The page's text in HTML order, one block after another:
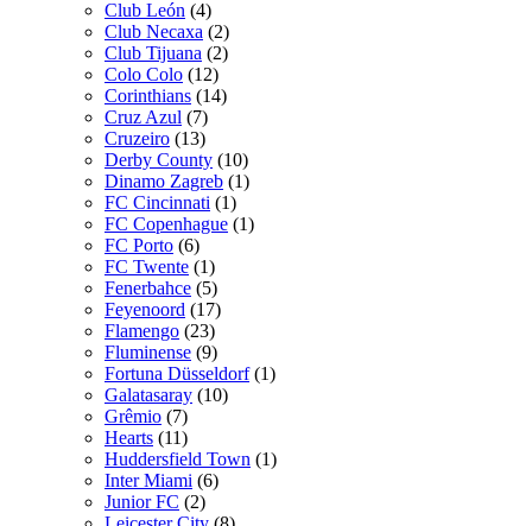
Club León (4)
Club Necaxa (2)
Club Tijuana (2)
Colo Colo (12)
Corinthians (14)
Cruz Azul (7)
Cruzeiro (13)
Derby County (10)
Dinamo Zagreb (1)
FC Cincinnati (1)
FC Copenhague (1)
FC Porto (6)
FC Twente (1)
Fenerbahce (5)
Feyenoord (17)
Flamengo (23)
Fluminense (9)
Fortuna Düsseldorf (1)
Galatasaray (10)
Grêmio (7)
Hearts (11)
Huddersfield Town (1)
Inter Miami (6)
Junior FC (2)